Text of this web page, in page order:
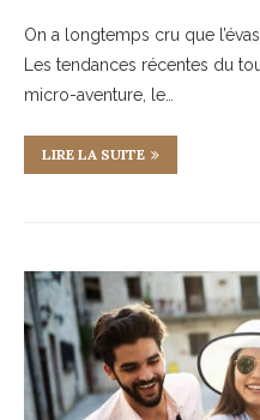
On a longtemps cru que
Les tendances récentes du
micro-aventure, le…
LIRE LA SUITE